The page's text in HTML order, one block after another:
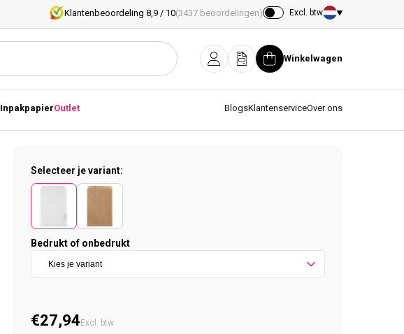
Klantenbeoordeling 8,9 / 10(3437 beoordelingen) Excl. btw
Land/regio
InloggenOfferteWinkelwagen
Winkelwagen
InpakpapierOutlet BlogsKlantenserviceOver ons
Selecteer je variant:
Bedrukt of onbedrukt
Normale prijs
€27,94 Excl. btw